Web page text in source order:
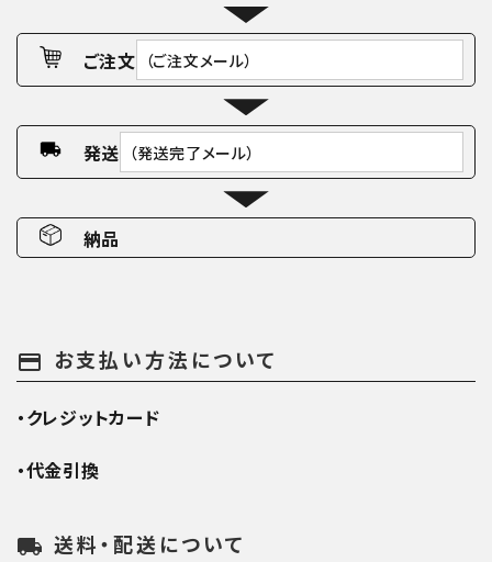
ご注文 （ご注文メール）
発送 （発送完了メール）
納品
payment お支払い方法について
・クレジットカード
・代金引換
local_shipping 送料・配送について